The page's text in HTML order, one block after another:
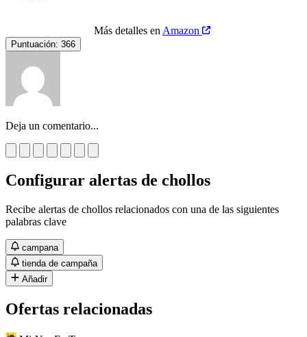
Más detalles en Amazon
Puntuación: 366
Deja un comentario...
Configurar alertas de chollos
Recibe alertas de chollos relacionados con una de las siguientes
palabras clave
campana
tienda de campaña
Añadir
Ofertas relacionadas